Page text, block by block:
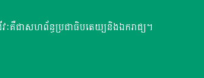
ៈគឺជាសហព័ន្ធប្រជាធិបតេយ្យនិងឯករាជ្យ។